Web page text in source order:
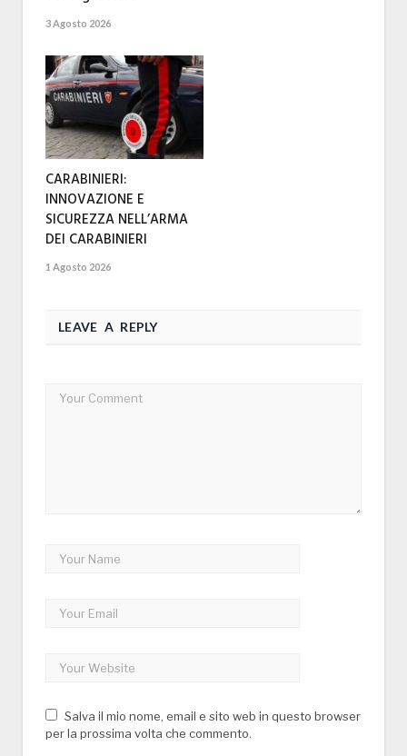
3 Agosto 2026
CARABINIERI:
INNOVAZIONE E
SICUREZZA NELL’ARMA
DEI CARABINIERI
1 Agosto 2026
LEAVE A REPLY
Salva il mio nome, email e sito web in questo browser
per la prossima volta che commento.